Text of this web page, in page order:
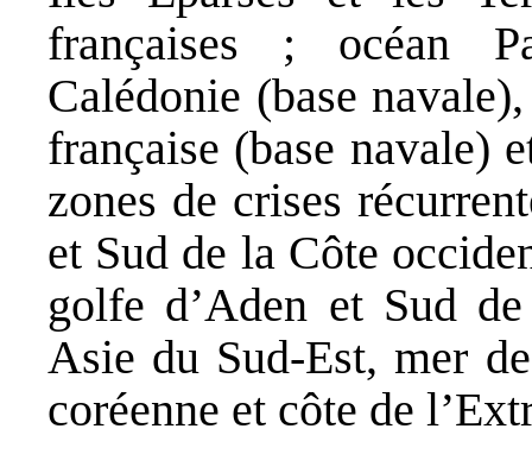
françaises ; océan
Calédonie (base
française (base navale)
zones de crises
et Sud de la Côte
golfe d’Aden et Sud
Asie du Sud-Est, mer
coréenne et côte de